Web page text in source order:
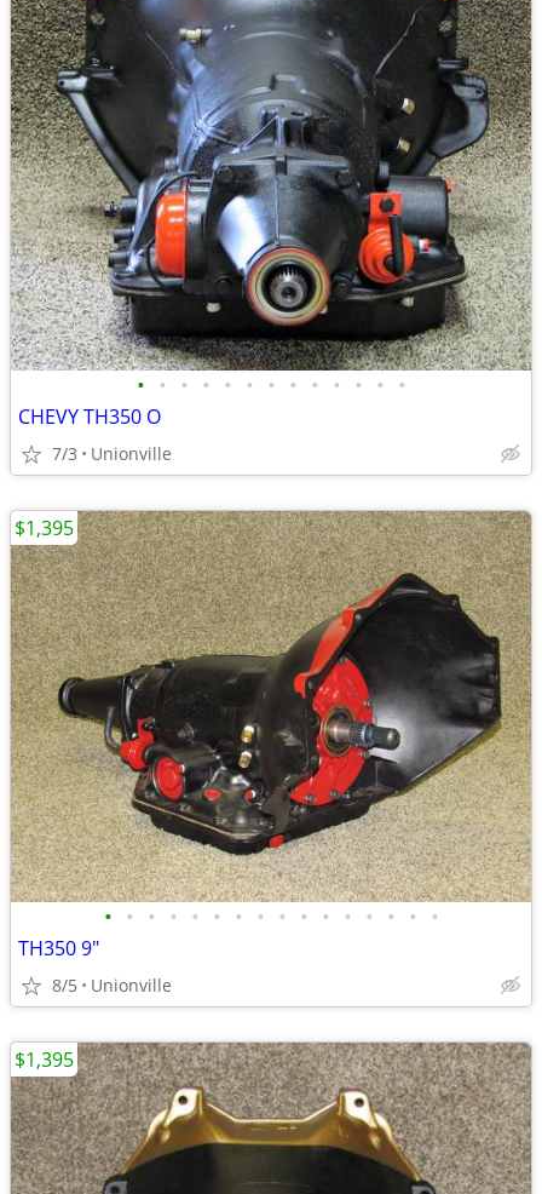
• • • • • • • • • • • • •
CHEVY TH350 O
7/3 Unionville
• • • • • • • • • • • • • • • •
TH350 9"
8/5 Unionville
$1,395
$1,395